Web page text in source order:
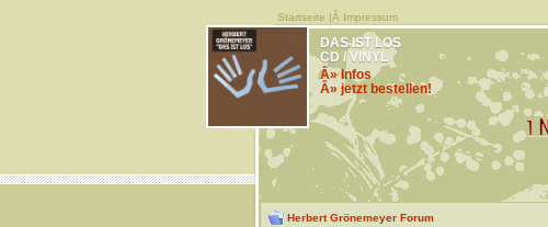
Startseite |Â Impressum
DAS IST LOS
CD / VINYL
Â» Infos
Â» jetzt bestellen!
Herbert Grönemeyer Forum